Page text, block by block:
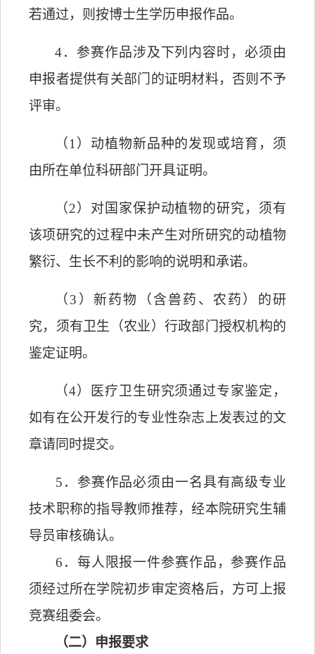
若通过，则按博士生学历申报作品。
4． 参赛作品涉及下列内容时，必须由
申报者提供有关部门的证明材料，否则不予
评审。
（1 ）动植物新品种的发现或培育，须
由所在单位科研部门开具证明。
（2）对国家保护动植物的研究，须有
该项研究的过程中未产生对所研究的动植物
繁衍、生长不利的影响的说明和承诺。
（ 3 ）新药物（含兽药、农药）的研
究，须有卫生（农业）行政部门授权机构的
鉴定证明。
（4）医疗卫生研究须通过专家鉴定，
如有在公开发行的专业性杂志上发表过的文
章请同时提交。
5 ． 参赛作品必须由一名具有高级专业
技术职称的指导教师推荐，经本院研究生辅
导员审核确认。
6 ． 每人限报一件参赛作品，参赛作品
须经过所在学院初步审定资格后，方可上报
竞赛组委会。
（二）申报要求